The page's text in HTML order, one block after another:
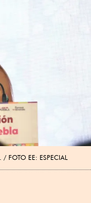
FOTO EE: ESPECIAL